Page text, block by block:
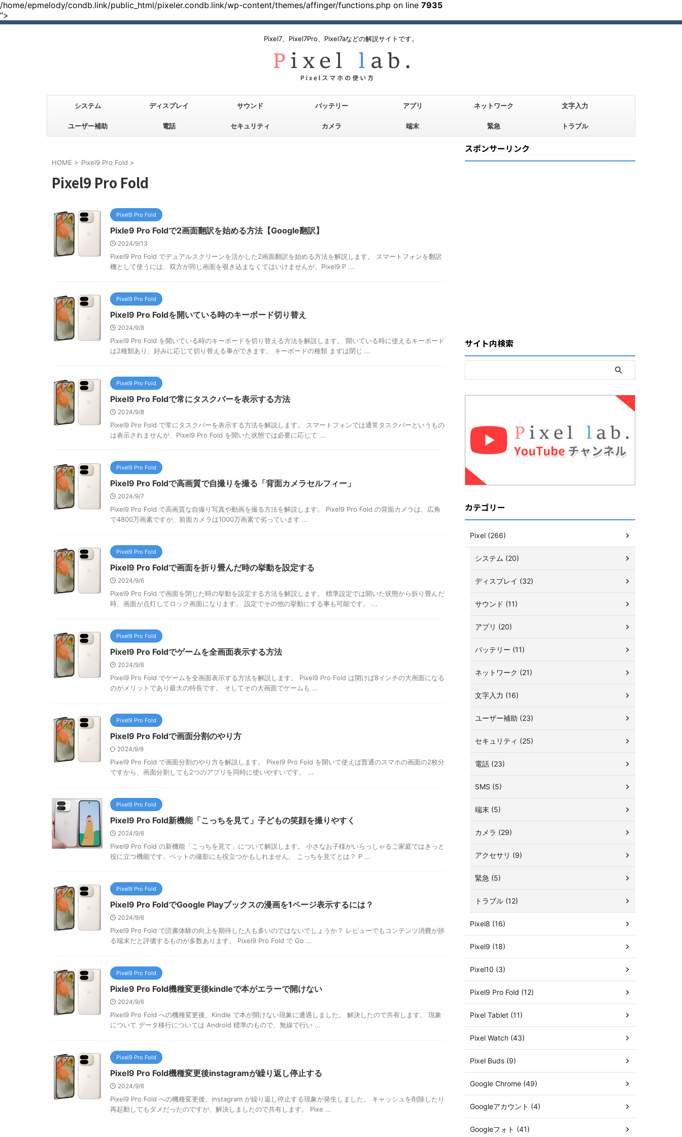
/home/epmelody/condb.link/public_html/pixeler.condb.link/wp-content/themes/affinger/functions.php on line 7935
">
Pixel7、Pixel7Pro、Pixel7aなどの解説サイトです。
システム ディスプレイ サウンド バッテリー アプリ ネットワーク 文字入力
ユーザー補助 電話 セキュリティ カメラ 端末 緊急 トラブル
HOME > Pixel9 Pro Fold >
Pixel9 Pro Fold
Pixel9 Pro Fold
Pixle9 Pro Foldで2画面翻訳を始める方法【Google翻訳】
2024/9/13
Pixel9 Pro Fold でデュアルスクリーンを活かした2画面翻訳を始める方法を解説します。 スマートフォンを翻訳
機として使うには、双方が同じ画面を覗き込まなくてはいけませんが、Pixel9 P ...
Pixel9 Pro Fold
Pixel9 Pro Foldを開いている時のキーボード切り替え
2024/9/8
Pixel9 Pro Fold を開いている時のキーボードを切り替える方法を解説します。 開いている時に使えるキーボード
は2種類あり、好みに応じて切り替える事ができます。 キーボードの種類 まずは閉じ ...
Pixel9 Pro Fold
Pixel9 Pro Foldで常にタスクバーを表示する方法
2024/9/8
Pixel9 Pro Fold で常にタスクバーを表示する方法を解説します。 スマートフォンでは通常タスクバーというもの
は表示されませんが、Pixel9 Pro Fold を開いた状態では必要に応じて ...
Pixel9 Pro Fold
Pixel9 Pro Foldで高画質で自撮りを撮る「背面カメラセルフィー」
2024/9/7
Pixel9 Pro Fold で高画質な自撮り写真や動画を撮る方法を解説します。 Pixel9 Pro Fold の背面カメラは、広角
で4800万画素ですが、前面カメラは1000万画素で劣っています ...
Pixel9 Pro Fold
Pixel9 Pro Foldで画面を折り畳んだ時の挙動を設定する
2024/9/6
Pixel9 Pro Fold で画面を閉じた時の挙動を設定する方法を解説します。 標準設定では開いた状態から折り畳んだ
時、画面が点灯してロック画面になります。 設定でその他の挙動にする事も可能です。 ...
Pixel9 Pro Fold
Pixel9 Pro Foldでゲームを全画面表示する方法
2024/9/6
Pixel9 Pro Fold でゲームを全画面表示する方法を解説します。 Pixel9 Pro Fold は開けば8インチの大画面になる
のがメリットであり最大の特長です。 そしてその大画面でゲームも ...
Pixel9 Pro Fold
Pixel9 Pro Foldで画面分割のやり方
2024/9/8
Pixel9 Pro Fold で画面分割のやり方を解説します。 Pixel9 Pro Fold を開いて使えば普通のスマホの画面の2枚分
ですから、画面分割しても2つのアプリを同時に使いやすいです。 ...
Pixel9 Pro Fold
Pixel9 Pro Fold新機能「こっちを見て」子どもの笑顔を撮りやすく
2024/9/6
Pixel9 Pro Fold の新機能「こっちを見て」について解説します。 小さなお子様がいらっしゃるご家庭ではきっと
役に立つ機能です。ペットの撮影にも役立つかもしれません。 こっちを見てとは？ P ...
Pixel9 Pro Fold
Pixel9 Pro FoldでGoogle Playブックスの漫画を1ページ表示するには？
2024/9/6
Pixel9 Pro Fold で読書体験の向上を期待した人も多いのではないでしょうか？ レビューでもコンテンツ消費が捗
る端末だと評価するものが多数あります。 Pixel9 Pro Fold で Go ...
Pixel9 Pro Fold
Pixle9 Pro Fold機種変更後kindleで本がエラーで開けない
2024/9/6
Pixel9 Pro Fold への機種変更後、Kindle で本が開けない現象に遭遇しました。 解決したので共有します。 現象
について データ移行については Android 標準のもので、無線で行い ...
Pixel9 Pro Fold
Pixel9 Pro Fold機種変更後instagramが繰り返し停止する
2024/9/6
Pixel9 Pro Fold への機種変更後、instagram が繰り返し停止する現象が発生しました。 キャッシュを削除したり
再起動してもダメだったのですが、解決しましたので共有します。 Pixe ...
スポンサーリンク
サイト内検索
カテゴリー
Pixel (266)
システム (20)
ディスプレイ (32)
サウンド (11)
アプリ (20)
バッテリー (11)
ネットワーク (21)
文字入力 (16)
ユーザー補助 (23)
セキュリティ (25)
電話 (23)
SMS (5)
端末 (5)
カメラ (29)
アクセサリ (9)
緊急 (5)
トラブル (12)
Pixel8 (16)
Pixel9 (18)
Pixel10 (3)
Pixel9 Pro Fold (12)
Pixel Tablet (11)
Pixel Watch (43)
Pixel Buds (9)
Google Chrome (49)
Googleアカウント (4)
Googleフォト (41)